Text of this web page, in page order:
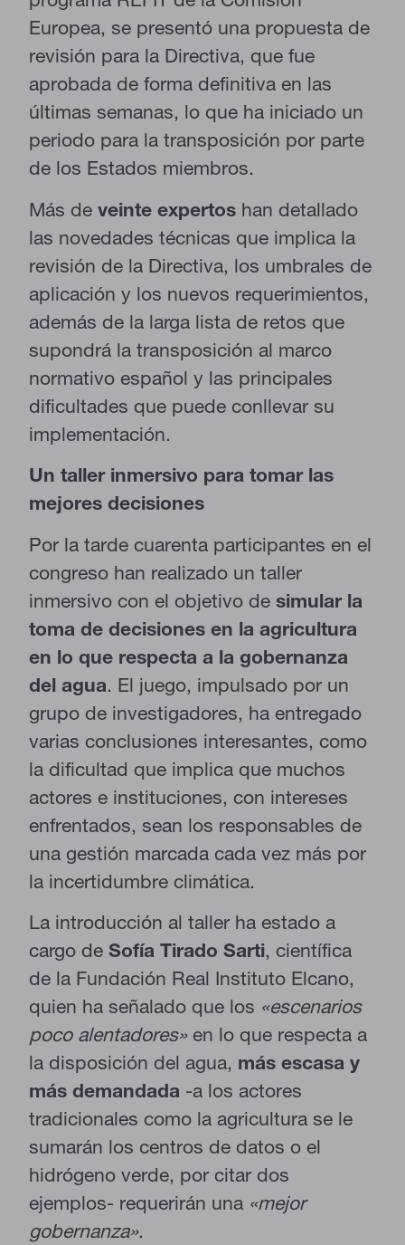
Europea, se presentó una propuesta de
revisión para la Directiva, que fue
aprobada de forma definitiva en las
últimas semanas, lo que ha iniciado un
periodo para la transposición por parte
de los Estados miembros.
Más de veinte expertos han detallado
las novedades técnicas que implica la
revisión de la Directiva, los umbrales de
aplicación y los nuevos requerimientos,
además de la larga lista de retos que
supondrá la transposición al marco
normativo español y las principales
dificultades que puede conllevar su
implementación.
Un taller inmersivo para tomar las
mejores decisiones
Por la tarde cuarenta participantes en el
congreso han realizado un taller
inmersivo con el objetivo de simular la
toma de decisiones en la agricultura
en lo que respecta a la gobernanza
del agua. El juego, impulsado por un
grupo de investigadores, ha entregado
varias conclusiones interesantes, como
la dificultad que implica que muchos
actores e instituciones, con intereses
enfrentados, sean los responsables de
una gestión marcada cada vez más por
la incertidumbre climática.
La introducción al taller ha estado a
cargo de Sofía Tirado Sarti, científica
de la Fundación Real Instituto Elcano,
quien ha señalado que los «escenarios
poco alentadores»en lo que respecta a
la disposición del agua, más escasa y
más demandada -a los actores
tradicionales como la agricultura se le
sumarán los centros de datos o el
hidrógeno verde, por citar dos
ejemplos- requerirán una «mejor
gobernanza».
Estas cookies son necesarias para que el sitio web funcione y
no se pueden desactivar en nuestros sistemas. Puede
configurar su navegador para bloquear o alertar sobre estas
cookies, pero alguna áreas del sitio no funcionarán. Estas
personal.
Cookies de rendimiento
Estas cookies nos permiten contar las visitas y fuentes de
tráfico para poder evaluar el rendimiento de nuestro sitio y
mejorarlo. Nos ayudan a saber qué páginas son las más o
menos visitadas, y cómo los visitantes navegan por el sitio.
por lo tanto, es anónima.
GUARDAR CONFIGURACIÓN
Puedes volver a configurar tus cookies desde la sección "Configuración
de cookies" al pie de la página. También puedes consultar nuestra
política de cookies